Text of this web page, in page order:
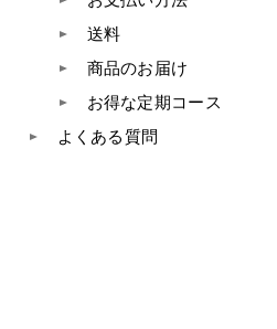
送料
商品のお届け
お得な定期コース
よくある質問